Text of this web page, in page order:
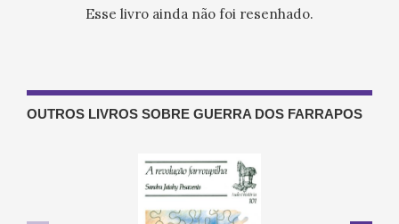
Esse livro ainda não foi resenhado.
OUTROS LIVROS SOBRE GUERRA DOS FARRAPOS